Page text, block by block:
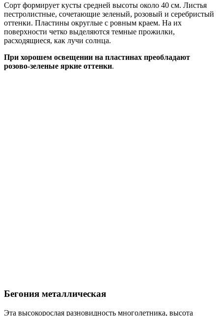
Сорт формирует кусты средней высоты около 40 см. Листья
пестролистные, сочетающие зеленый, розовый и серебристый
оттенки. Пластины округлые с ровным краем. На их
поверхности четко выделяются темные прожилки,
расходящиеся, как лучи солнца.
При хорошем освещении на пластинах преобладают
розово-зеленые яркие оттенки.
Бегония металлическая
Эта высокорослая разновидность многолетника, высота